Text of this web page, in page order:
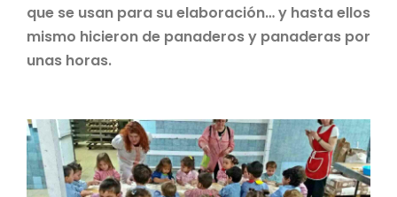
que se usan para su elaboración… y hasta ellos
mismo hicieron de panaderos y panaderas por
unas horas.